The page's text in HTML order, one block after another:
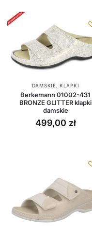
DAMSKIE,KLAPKI
Berkemann 01002-431
BRONZE GLITTER klapki
damskie
499,00 zł